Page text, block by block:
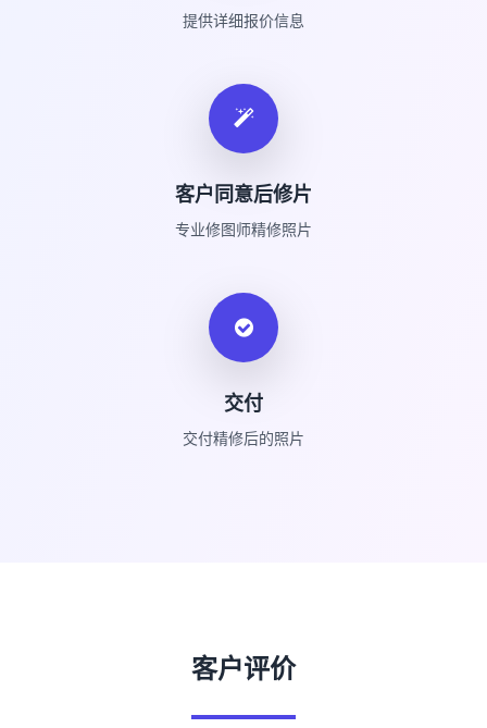
提供详细报价信息
客户同意后修片
专业修图师精修照片
交付
交付精修后的照片
客户评价